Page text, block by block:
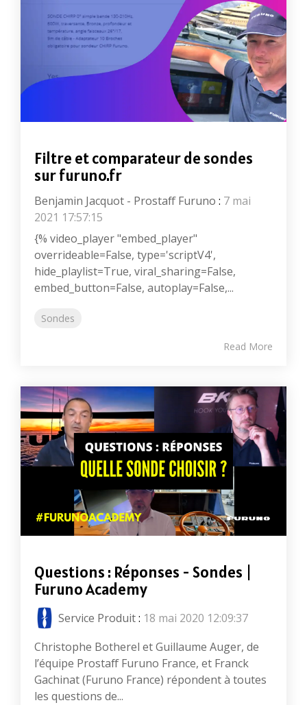
Filtre et comparateur de sondes
sur furuno.fr
Benjamin Jacquot - Prostaff Furuno : 7 mai
2021 17:57:15
{% video_player "embed_player"
overrideable=False, type='scriptV4',
hide_playlist=True, viral_sharing=False,
embed_button=False, autoplay=False,...
Sondes
Read More
Questions : Réponses - Sondes |
Furuno Academy
Service Produit: 18 mai 2020 12:09:37
Christophe Botherel et Guillaume Auger, de
l’équipe Prostaff Furuno France, et Franck
Gachinat (Furuno France) répondent à toutes
les questions de...